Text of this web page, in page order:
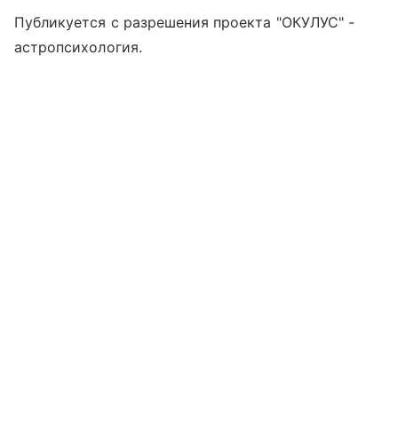
Публикуется с разрешения проекта "ОКУЛУС" -
астропсихология.